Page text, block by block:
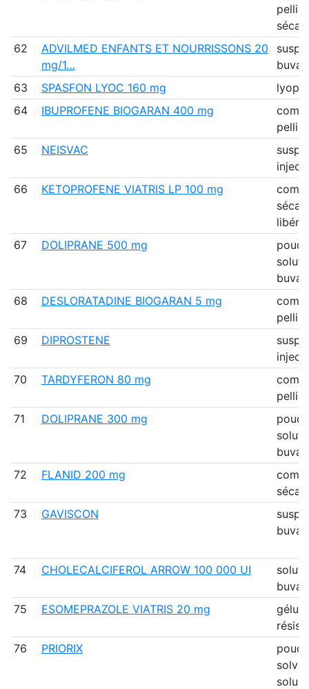
62
ADVILMED ENFANTS ET NOURRISSONS 20
mg/1…
63
SPASFON LYOC 160 mg
64
IBUPROFENE BIOGARAN 400 mg
65
NEISVAC
66
KETOPROFENE VIATRIS LP 100 mg
67
DOLIPRANE 500 mg
68
DESLORATADINE BIOGARAN 5 mg
69
DIPROSTENE
70
TARDYFERON 80 mg
71
DOLIPRANE 300 mg
72
FLANID 200 mg
73
GAVISCON
74 CHOLECALCIFEROL ARROW 100 000 UI
75
ESOMEPRAZOLE VIATRIS 20 mg
76
PRIORIX
solu…